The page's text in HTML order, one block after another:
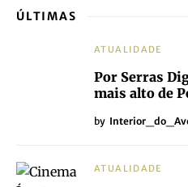
ÚLTIMAS
ATUALIDADE
Por Serras
mais alto de
by
ATUALIDADE